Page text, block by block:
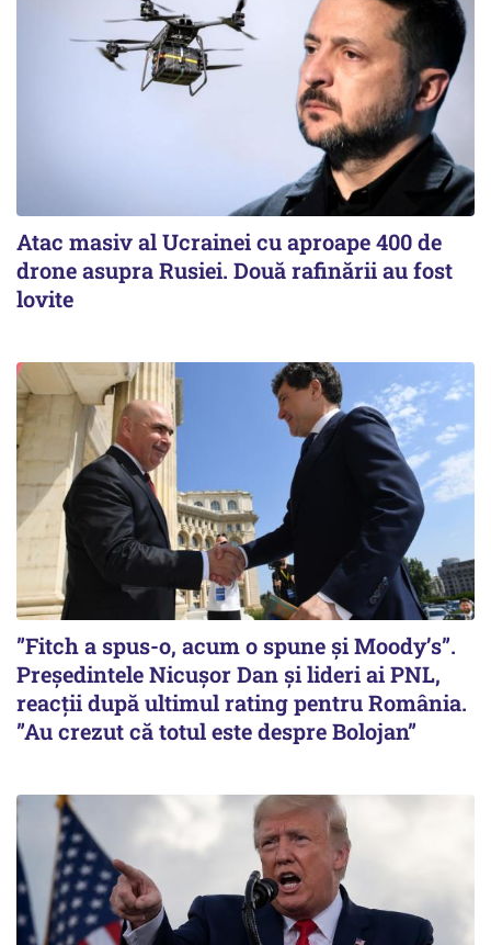
Atac masiv al Ucrainei cu aproape 400 de
drone asupra Rusiei. Două rafinării au fost
lovite
”Fitch a spus-o, acum o spune și Moody’s”.
Președintele Nicușor Dan și lideri ai PNL,
reacții după ultimul rating pentru România.
”Au crezut că totul este despre Bolojan”